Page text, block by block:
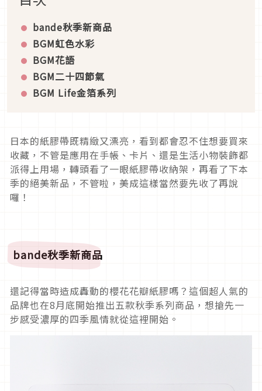
bande秋季新商品
BGM虹色水彩
BGM花語
BGM二十四節氣
BGM Life金箔系列
日本的紙膠帶既精緻又漂亮，看到都會忍不住想要買來
收藏，不管是應用在手帳、卡片、還是生活小物裝飾都
派得上用場，轉頭看了一眼紙膠帶收納架，再看了下本
季的絕美新品，不管啦，美成這樣當然要先收了再說
囉！
bande秋季新商品
還記得當時造成轟動的櫻花花瓣紙膠嗎？這個超人氣的
品牌也在8月底開始推出五款秋季系列商品，想搶先一
步感受濃厚的四季風情就從這裡開始。